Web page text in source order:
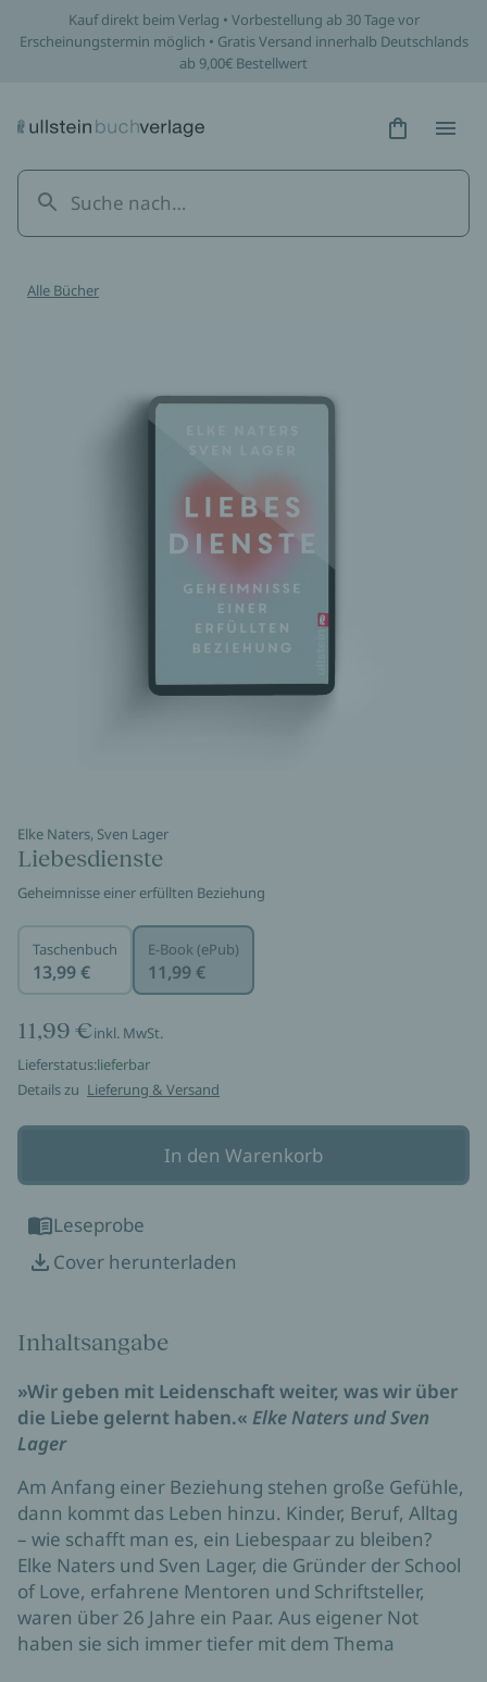
Kauf direkt beim Verlag • Vorbestellung ab 30 Tage vor
Erscheinungstermin möglich • Gratis Versand innerhalb Deutschlands
ab 9,00€ Bestellwert
Hidden
Alle Bücher
Elke Naters, Sven Lager
Liebesdienste
Geheimnisse einer erfüllten Beziehung
Taschenbuch
13,99 €
E-Book (ePub)
11,99 €
11,99 €inkl. MwSt.
Lieferstatus:lieferbar
Details zu Lieferung & Versand
In den Warenkorb
Leseprobe
Cover herunterladen
Inhaltsangabe
»Wir geben mit Leidenschaft weiter, was wir über
die Liebe gelernt haben.« Elke Naters und Sven
Lager
Am Anfang einer Beziehung stehen große Gefühle,
dann kommt das Leben hinzu. Kinder, Beruf, Alltag
– wie schafft man es, ein Liebespaar zu bleiben?
Elke Naters und Sven Lager, die Gründer der School
of Love, erfahrene Mentoren und Schriftsteller,
waren über 26 Jahre ein Paar. Aus eigener Not
haben sie sich immer tiefer mit dem Thema